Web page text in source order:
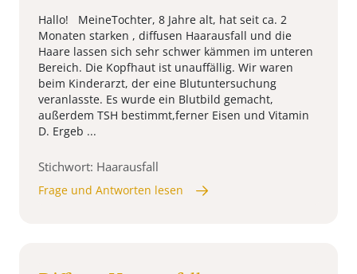
Hallo! MeineTochter, 8 Jahre alt, hat seit ca. 2
Monaten starken , diffusen Haarausfall und die
Haare lassen sich sehr schwer kämmen im unteren
Bereich. Die Kopfhaut ist unauffällig. Wir waren
beim Kinderarzt, der eine Blutuntersuchung
veranlasste. Es wurde ein Blutbild gemacht,
außerdem TSH bestimmt,ferner Eisen und Vitamin
D. Ergeb ...
Stichwort: Haarausfall
Frage und Antworten lesen